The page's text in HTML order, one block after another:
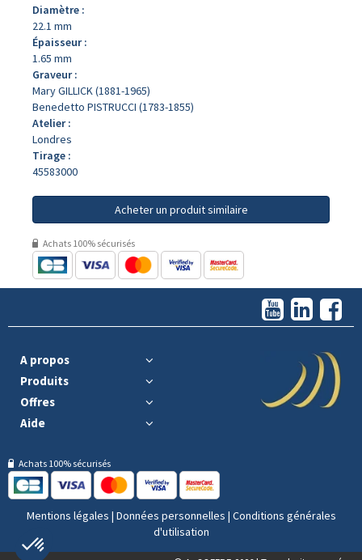
Diamètre :
22.1 mm
Épaisseur :
1.65 mm
Graveur :
Mary GILLICK (1881-1965)
Benedetto PISTRUCCI (1783-1855)
Atelier :
Londres
Tirage :
45583000
Acheter un produit similaire
Achats 100% sécurisés
A propos
Produits
Offres
Aide
Achats 100% sécurisés
Mentions légales | Données personnelles | Conditions générales
d'utilisation